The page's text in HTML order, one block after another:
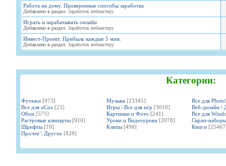
Работа на дому. Проверенные способы заработка
Добавлено в раздел: Заработок вебмастеру
Играть и зарабатывать онлайн
Добавлено в раздел: Заработок вебмастеру
Инвест-Проект. Прибыль каждые 5 мин.
Добавлено в раздел: Заработок вебмастеру
Категории:
Футажи [973] Музыка [23345]
Все для
Все для uCoz [23] Игры \ Все для игр [3018]
Веб-дизайн \
Обои [575] Картинки и Фото [241]
Все для
Растровые клипарты [910] Уроки и Видеоуроки [2078]
Скрап-наборы
Шрифты [19] Клипы [490] Книги
Прочее \ Другое [828]